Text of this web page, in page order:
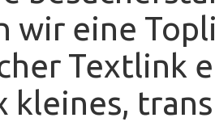
wir eine
Textlink
kleines,